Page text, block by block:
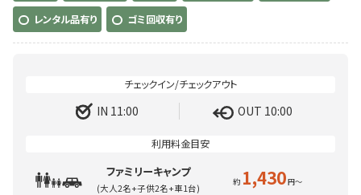
レンタル品有り ゴミ回収有り
IN 11:00 OUT 10:00
ファミリーキャンプ
(大人2名+子供2名+車1台) 1,430